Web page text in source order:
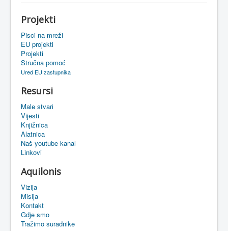
Upravljanje znanjem
Obrazovanje
Upravljanje projektima
Oaza
Sistemski alati
eMapa
Projekti
Pisci na mreži
EU projekti
Projekti
Stručna pomoć
Ured EU zastupnika
Resursi
Male stvari
Vijesti
Knjižnica
Alatnica
Naš youtube kanal
Linkovi
Aquilonis
Vizija
Misija
Kontakt
Gdje smo
Tražimo suradnike